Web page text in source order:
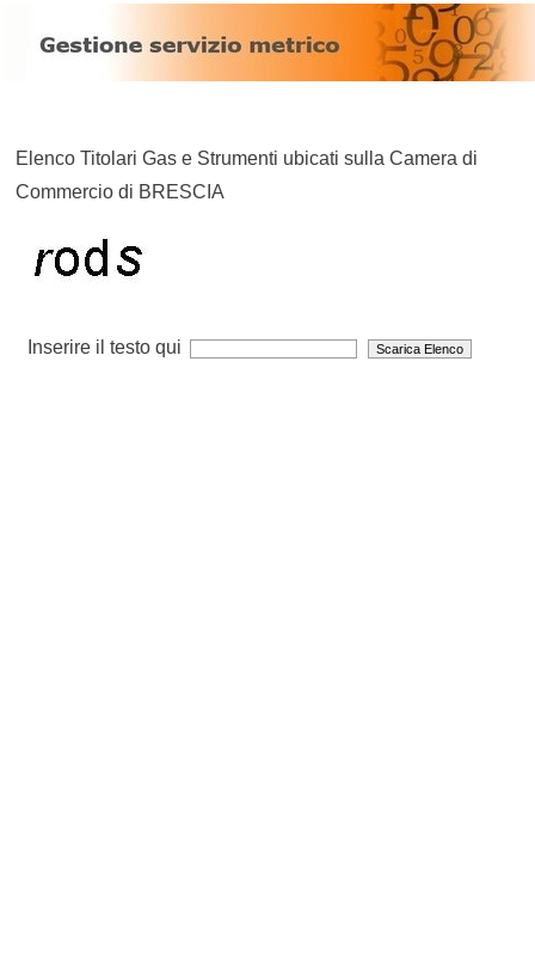
Elenco Titolari Gas e Strumenti ubicati sulla Camera di
Commercio di BRESCIA
Inserire il testo qui